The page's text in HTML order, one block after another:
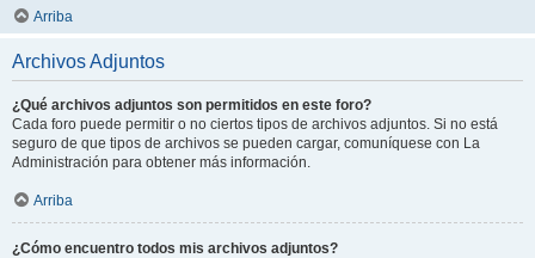
Arriba
Archivos Adjuntos
¿Qué archivos adjuntos son permitidos en este foro?
Cada foro puede permitir o no ciertos tipos de archivos adjuntos. Si no está
seguro de que tipos de archivos se pueden cargar, comuníquese con La
Administración para obtener más información.
Arriba
¿Cómo encuentro todos mis archivos adjuntos?